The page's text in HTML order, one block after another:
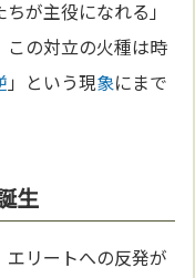
が主役になれる」
この対立の火種は時
」という現象にまで
生
リートへの反発が